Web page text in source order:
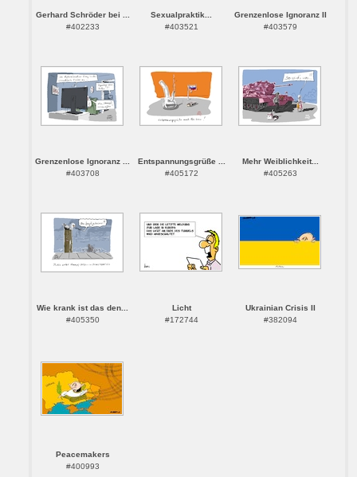
Gerhard Schröder bei ...
#402233
Sexualpraktik...
#403521
Grenzenlose Ignoranz II
#403579
Grenzenlose Ignoranz ...
#403708
Entspannungsgrüße ...
#405172
Mehr Weiblichkeit...
#405263
Wie krank ist das den...
#405350
Licht
#172744
Ukrainian Crisis II
#382094
Peacemakers
#400993